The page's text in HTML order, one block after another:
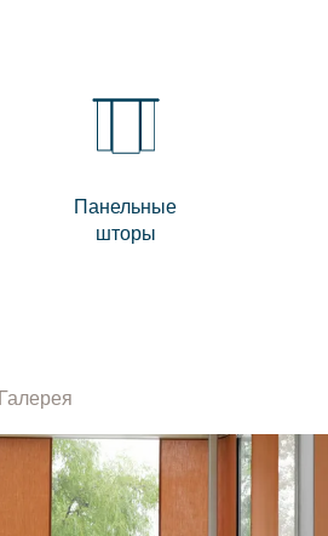
Панельные
шторы
Галерея